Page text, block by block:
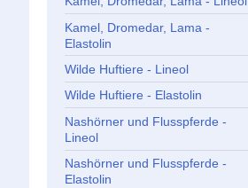
Kamel, Dromedar, Lama -
Elastolin
Wilde Huftiere - Lineol
Wilde Huftiere - Elastolin
Nashörner und Flusspferde -
Lineol
Nashörner und Flusspferde -
Elastolin